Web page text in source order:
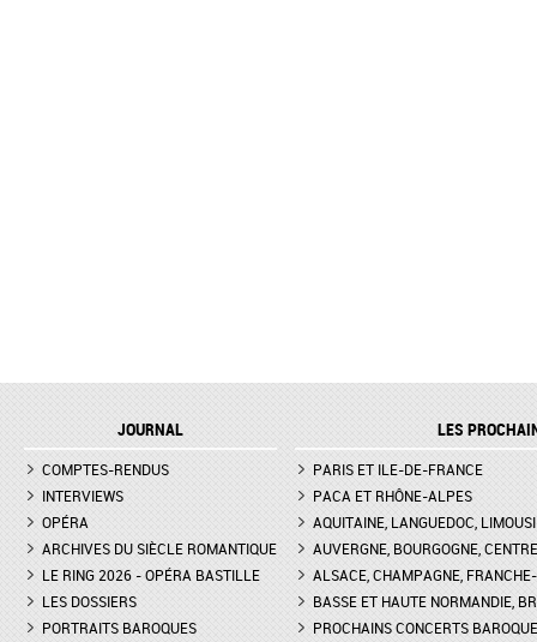
JOURNAL
COMPTES-RENDUS
INTERVIEWS
OPÉRA
ARCHIVES DU SIÈCLE ROMANTIQUE
LE RING 2026 - OPÉRA BASTILLE
LES DOSSIERS
PORTRAITS BAROQUES
LES
PARIS ET ILE-DE-FRANCE
PACA ET RHÔNE-ALPES
AQUITAINE, LANGUEDOC,
AUVERGNE, BOURGOGNE, CENTRE
ALSACE, CHAMPAGNE,
BASSE ET HAUTE NORMANDIE,
PROCHAINS CONCERTS